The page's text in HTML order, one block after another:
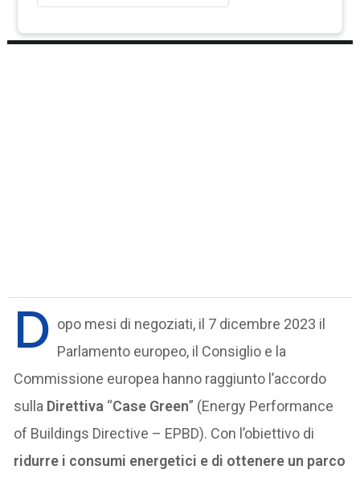
D opo mesi di negoziati, il 7 dicembre 2023 il
Parlamento europeo, il Consiglio e la
Commissione europea hanno raggiunto l’accordo
sulla Direttiva “Case Green” (Energy Performance
of Buildings Directive – EPBD). Con l’obiettivo di
ridurre i consumi energetici e di ottenere un parco